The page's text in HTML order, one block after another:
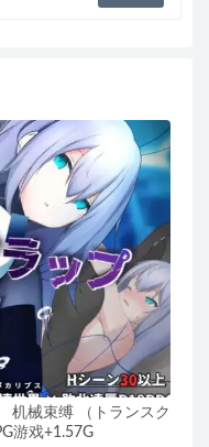
机械束缚 （トランスク
索RPG游戏+1.57G